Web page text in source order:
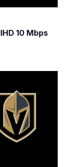
10 Mbps